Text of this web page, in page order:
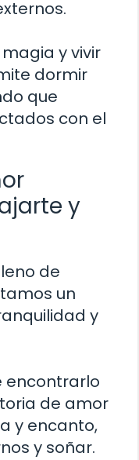
y vivir
dormir
que
con el
y
de
un
y
encontrarlo
de amor
y encanto,
y soñar.